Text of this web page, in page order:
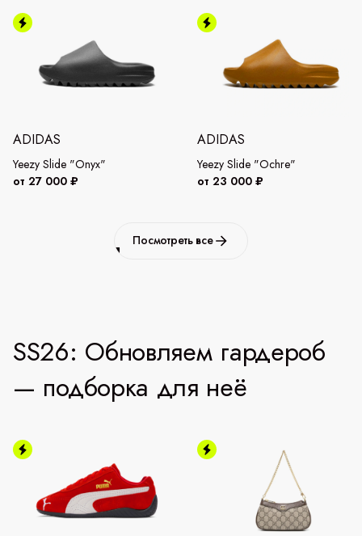
ADIDAS
Yeezy Slide "Onyx"
от 27 000 ₽
ADIDAS
Yeezy Slide "Ochre"
от 23 000 ₽
Посмотреть все
SS26: Обновляем гардероб
— подборка для неё